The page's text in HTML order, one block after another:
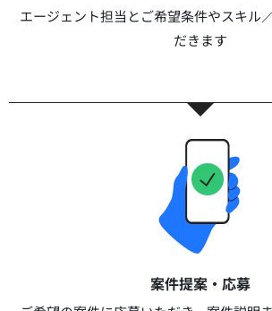
エージェント担当とご希望条件やスキル
だきます​
案件提案・応募​